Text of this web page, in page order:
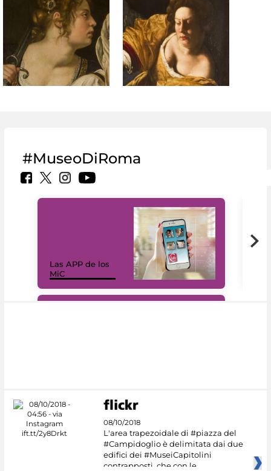
#MuseoDiRoma
Las APP de los
MiC
08/10/2018
L'area trapezoidale di #piazza del
#Campidoglio è delimitata dai due
edifici dei #MuseiCapitolini
contrapposti, che con le